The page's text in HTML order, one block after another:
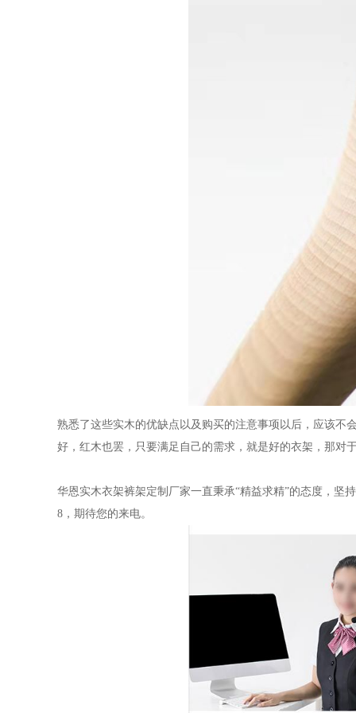
熟悉了这些实木的优缺点以及购买的注意事项以后，应该不
好，红木也罢，只要满足自己的需求，就是好的衣架，那对
华恩实木衣架裤架定制厂家一直秉承“精益求精”的态度，坚
8，期待您的来电。